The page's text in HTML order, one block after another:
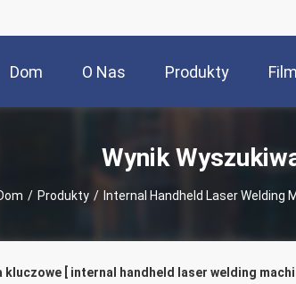
Dom O Nas Produkty
Wynik
/ Produkty / Internal Handheld Laser Welding
kluczowe [ internal handheld laser welding